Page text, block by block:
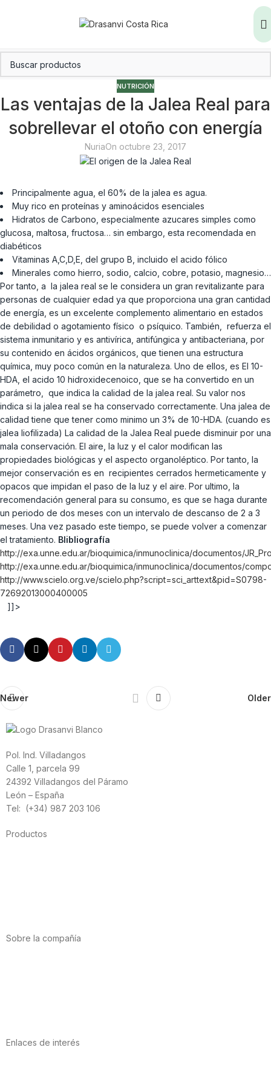
NUTRICIÓN
Las ventajas de la Jalea Real para
sobrellevar el otoño con energía
NuriaOn octubre 23, 2017
Principalmente agua, el 60% de la jalea es agua.
Muy rico en proteínas y aminoácidos esenciales
Hidratos de Carbono, especialmente azucares simples como
glucosa, maltosa, fructosa… sin embargo, esta recomendada en
diabéticos
Vitaminas A,C,D,E, del grupo B, incluido el acido fólico
Minerales como hierro, sodio, calcio, cobre, potasio, magnesio…
Por tanto, a la jalea real se le considera un gran revitalizante para
personas de cualquier edad ya que proporciona una gran cantidad
de energía, es un excelente complemento alimentario en estados
de debilidad o agotamiento físico o psíquico. También, refuerza el
sistema inmunitario y es antivírica, antifúngica y antibacteriana, por
su contenido en ácidos orgánicos, que tienen una estructura
química, muy poco común en la naturaleza. Uno de ellos, es El 10-
HDA, el acido 10 hidroxidecenoico, que se ha convertido en un
parámetro, que indica la calidad de la jalea real. Su valor nos
indica si la jalea real se ha conservado correctamente. Una jalea de
calidad tiene que tener como minimo un 3% de 10-HDA. (cuando es
jalea liofilizada) La calidad de la Jalea Real puede disminuir por una
mala conservación. El aire, la luz y el calor modifican las
propiedades biológicas y el aspecto organoléptico. Por tanto, la
mejor conservación es en recipientes cerrados hermeticamente y
opacos que impidan el paso de la luz y el aire. Por ultimo, la
recomendación general para su consumo, es que se haga durante
un periodo de dos meses con un intervalo de descanso de 2 a 3
meses. Una vez pasado este tiempo, se puede volver a comenzar
el tratamiento. Blibliografía
http://exa.unne.edu.ar/bioquimica/inmunoclinica/documentos/
http://exa.unne.edu.ar/bioquimica/inmunoclinica/documentos/
http://www.scielo.org.ve/scielo.php?script=sci_arttext&pid=S0798-
72692013000400005
]]>
Newer Older
Pol. Ind. Villadangos
Calle 1, parcela 99
24392 Villadangos del Páramo
León – España
Tel: (+34) 987 203 106
Productos
Sobre la compañía
Enlaces de interés